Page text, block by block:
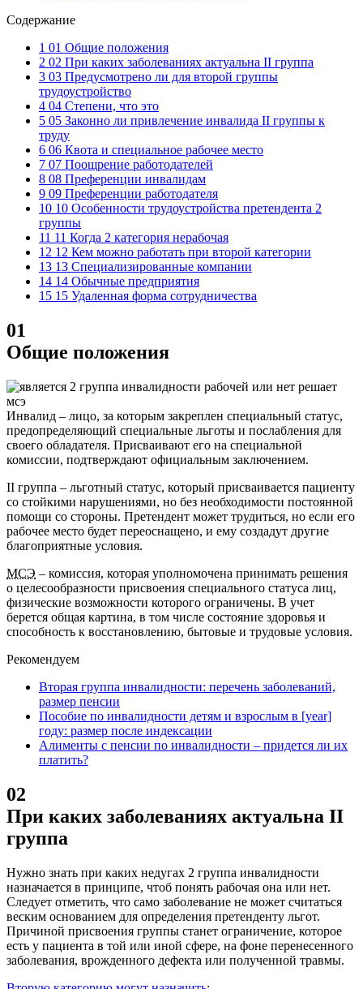
Содержание
1 01 Общие положения
2 02 При каких заболеваниях актуальна II группа
3 03 Предусмотрено ли для второй группы
трудоустройство
4 04 Степени, что это
5 05 Законно ли привлечение инвалида II группы к
труду
6 06 Квота и специальное рабочее место
7 07 Поощрение работодателей
8 08 Преференции инвалидам
9 09 Преференции работодателя
10 10 Особенности трудоустройства претендента 2
группы
11 11 Когда 2 категория нерабочая
12 12 Кем можно работать при второй категории
13 13 Специализированные компании
14 14 Обычные предприятия
15 15 Удаленная форма сотрудничества
01
Общие положения
Инвалид – лицо, за которым закреплен специальный статус,
предопределяющий специальные льготы и послабления для
своего обладателя. Присваивают его на специальной
комиссии, подтверждают официальным заключением.
II группа – льготный статус, который присваивается пациенту
со стойкими нарушениями, но без необходимости постоянной
помощи со стороны. Претендент может трудиться, но если его
рабочее место будет переоснащено, и ему создадут другие
благоприятные условия.
МСЭ – комиссия, которая уполномочена принимать решения
о целесообразности присвоения специального статуса лиц,
физические возможности которого ограничены. В учет
берется общая картина, в том числе состояние здоровья и
способность к восстановлению, бытовые и трудовые условия.
Рекомендуем
Вторая группа инвалидности: перечень заболеваний,
размер пенсии
Пособие по инвалидности детям и взрослым в [year]
году: размер после индексации
Алименты с пенсии по инвалидности – придется ли их
платить?
02
При каких заболеваниях актуальна II
группа
Нужно знать при каких недугах 2 группа инвалидности
назначается в принципе, чтоб понять рабочая она или нет.
Следует отметить, что само заболевание не может считаться
веским основанием для определения претенденту льгот.
Причиной присвоения группы станет ограничение, которое
есть у пациента в той или иной сфере, на фоне перенесенного
заболевания, врожденного дефекта или полученной травмы.